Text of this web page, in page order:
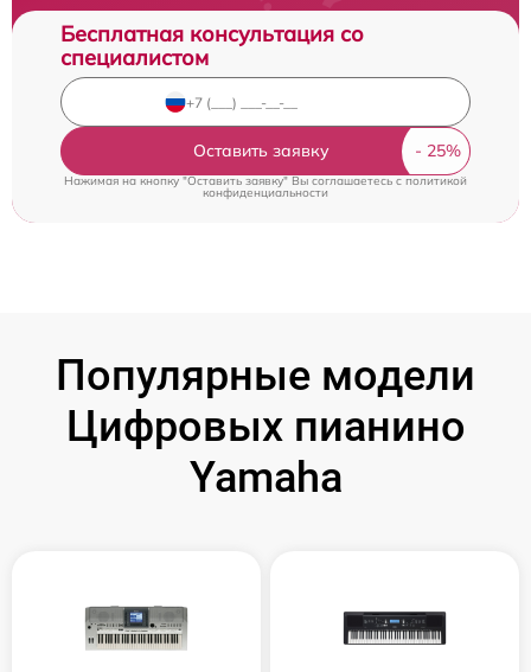
Бесплатная консультация со
специалистом
Оставить заявку
Нажимая на кнопку "Оставить заявку" Вы соглашаетесь cполитикой
конфиденциальности
Популярные модели
Цифровых пианино
Yamaha